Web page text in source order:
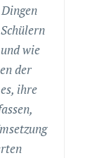
wie
der
ihre